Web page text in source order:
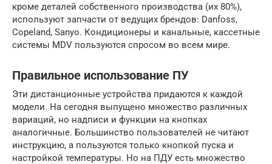
кроме деталей собственного производства (их 80%),
используют запчасти от ведущих брендов: Danfoss,
Copeland, Sanyo. Кондиционеры и канальные, кассетные
системы MDV пользуются спросом во всем мире.
Правильное использование ПУ
Эти дистанционные устройства придаются к каждой
модели. На сегодня выпущено множество различных
вариаций, но надписи и функции на кнопках
аналогичные. Большинство пользователей не читают
инструкцию, а пользуются только кнопкой пуска и
настройкой температуры. Но на ПДУ есть множество